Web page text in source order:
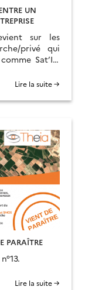
UN
sur les
privé qui
Sat’Irr
Lire la suite →
PARAÎTRE
Lire la suite →